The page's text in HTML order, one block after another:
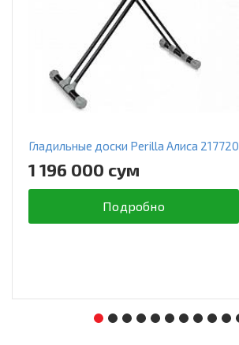
Гладильные доски Perilla Алиса 217720
1 196 000 сум
Подробно